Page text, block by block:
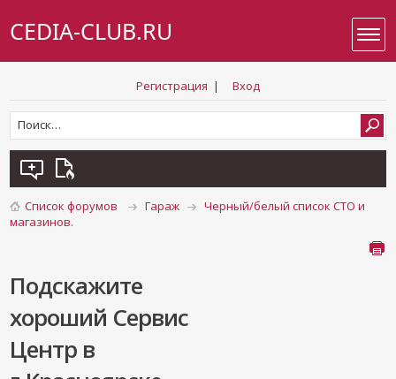
CEDIA-CLUB.RU
Регистрация | Вход
Список форумов Гараж
Черный/белый список СТО и
магазинов.
Подскажите
хороший Сервис
Центр в